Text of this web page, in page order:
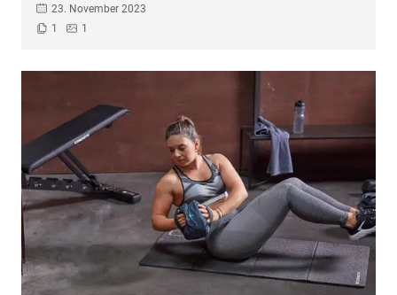
23. November 2023
1
1